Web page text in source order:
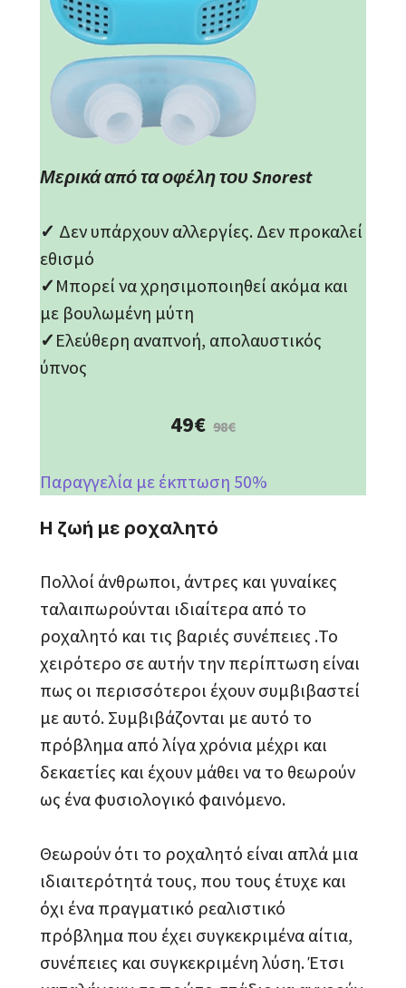
Μερικά από τα οφέλη του Snorest
✓ Δεν υπάρχουν αλλεργίες. Δεν προκαλεί
εθισμό
✓ Μπορεί να χρησιμοποιηθεί ακόμα και
με βουλωμένη μύτη
✓ Ελεύθερη αναπνοή, απολαυστικός
ύπνος
49€ 98€
Παραγγελία με έκπτωση 50%
Η ζωή με ροχαλητό
Πολλοί άνθρωποι, άντρες και γυναίκες
ταλαιπωρούνται ιδιαίτερα από το
ροχαλητό και τις βαριές συνέπειες .Το
χειρότερο σε αυτήν την περίπτωση είναι
πως οι περισσότεροι έχουν συμβιβαστεί
με αυτό. Συμβιβάζονται με αυτό το
πρόβλημα από λίγα χρόνια μέχρι και
δεκαετίες και έχουν μάθει να το θεωρούν
ως ένα φυσιολογικό φαινόμενο.
Θεωρούν ότι το ροχαλητό είναι απλά μια
ιδιαιτερότητά τους, που τους έτυχε και
όχι ένα πραγματικό ρεαλιστικό
πρόβλημα που έχει συγκεκριμένα αίτια,
συνέπειες και συγκεκριμένη λύση. Έτσι